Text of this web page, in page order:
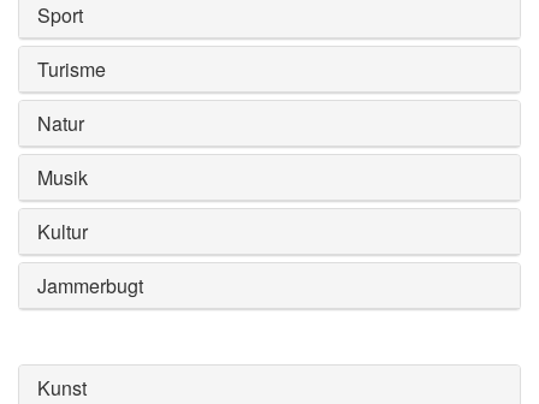
Sport
Turisme
Natur
Musik
Kultur
Jammerbugt
Kunst